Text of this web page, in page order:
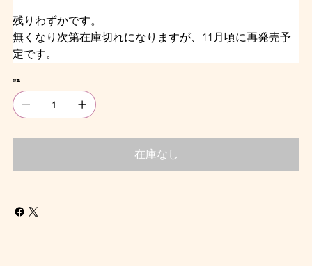
残りわずかです。
無くなり次第在庫切れになりますが、11月頃に再発売予
定です。
数量
在庫なし